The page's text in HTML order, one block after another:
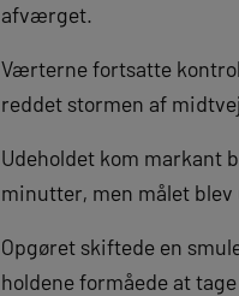
afværget.
Værterne fortsatte
reddet stormen af
Udeholdet kom markant
minutter, men målet
Opgøret skiftede en
holdene formåede at